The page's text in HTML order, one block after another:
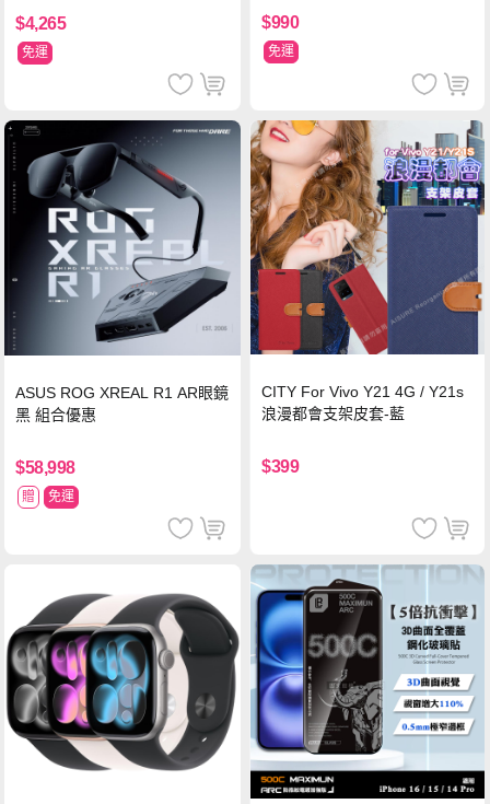
$4,265
免運
$990
免運
ASUS ROG XREAL R1 AR眼鏡
黑 組合優惠
$58,998
贈 免運
CITY For Vivo Y21 4G / Y21s
浪漫都會支架皮套-藍
$399